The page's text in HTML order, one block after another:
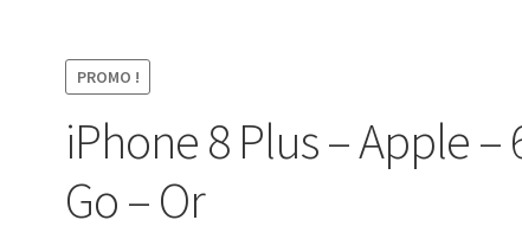
PROMO !
iPhone 8 Plus – Apple –
Go – Or